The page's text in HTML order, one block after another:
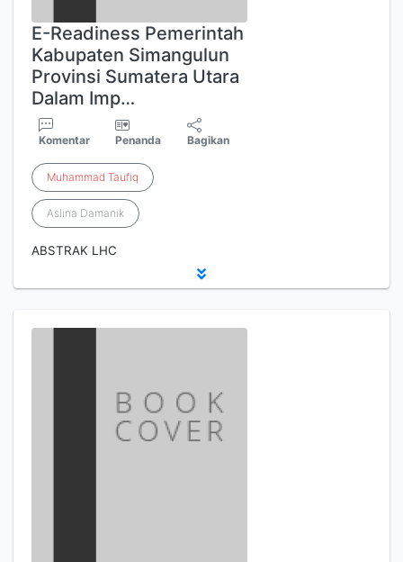
E-Readiness Pemerintah
Kabupaten Simangulun
Provinsi Sumatera Utara
Dalam Imp…
Komentar Penanda Bagikan
Muhammad Taufiq
Aslina Damanik
ABSTRAK LHC